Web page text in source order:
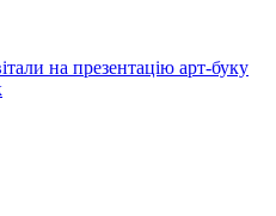
на презентацію арт-буку